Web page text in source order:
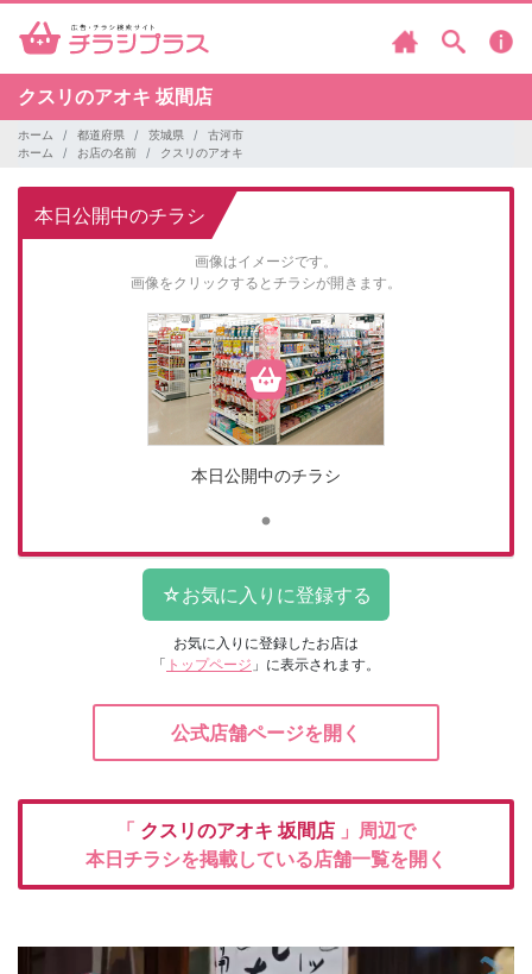
クスリのアオキ 坂間店
ホーム 都道府県 茨城県
古河市
ホーム
お店の名前 クスリのアオキ
本日公開中のチラシ
画像はイメージです。
画像をクリックするとチラシが開きます。
本日公開中のチラシ
お気に入りに登録したお店は
「 トップページ 」に表示されます。
公式店舗ページを開く
「 クスリのアオキ 坂間店 」周辺で
本日チラシを掲載している店舗一覧を開く